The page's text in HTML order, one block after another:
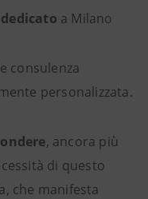
a Milano
consulenza
personalizzata.
, ancora più
di questo
che manifesta